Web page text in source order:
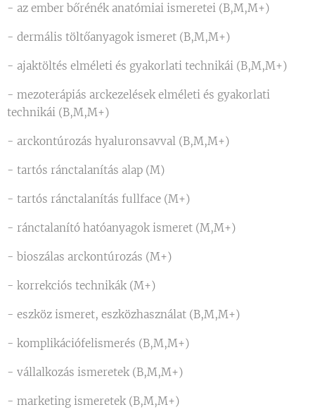
- az ember bőrénék anatómiai ismeretei (B,M,M+)
- dermális töltőanyagok ismeret (B,M,M+)
- ajaktöltés elméleti és gyakorlati technikái (B,M,M+)
- mezoterápiás arckezelések elméleti és gyakorlati
technikái (B,M,M+)
- arckontúrozás hyaluronsavval (B,M,M+)
- tartós ránctalanítás alap (M)
- tartós ránctalanítás fullface (M+)
- ránctalanító hatóanyagok ismeret (M,M+)
- bioszálas arckontúrozás (M+)
- korrekciós technikák (M+)
- eszköz ismeret, eszközhasználat (B,M,M+)
- komplikációfelismerés (B,M,M+)
- vállalkozás ismeretek (B,M,M+)
- marketing ismeretek (B,M,M+)